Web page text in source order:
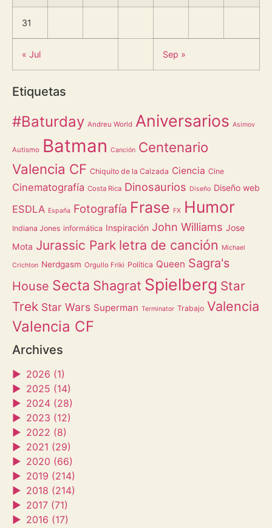
31
« Jul Sep »
Etiquetas
#Baturday Andreu World Aniversarios Asimov
Autismo Batman Canción Centenario
Valencia CF Chiquito de la Calzada Ciencia Cine
Cinematografía Costa Rica Dinosaurios Diseño Diseño web
ESDLA España Fotografía Frase FX Humor
Indiana Jones informática Inspiración John Williams Jose
Mota Jurassic Park letra de canción Michael
Crichton Nerdgasm Orgullo Friki Política Queen Sagra's
House Secta Shagrat Spielberg Star
Trek Star Wars Superman Terminator Trabajo Valencia
Valencia CF
Archives
► 2026 (1)
► 2025 (14)
► 2024 (28)
► 2023 (12)
► 2022 (8)
► 2021 (29)
► 2020 (66)
► 2019 (214)
► 2018 (214)
► 2017 (71)
► 2016 (17)